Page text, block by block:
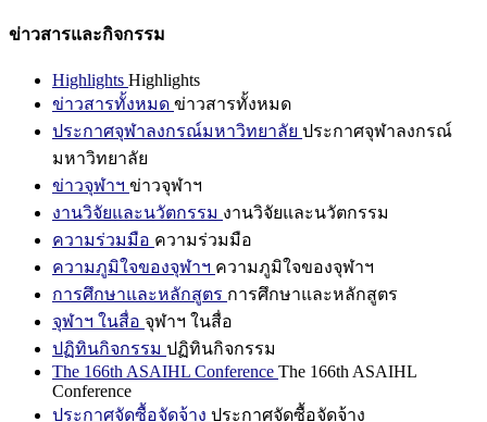
ข่าวสารและกิจกรรม
Highlights Highlights
ข่าวสารทั้งหมด ข่าวสารทั้งหมด
ประกาศจุฬาลงกรณ์มหาวิทยาลัย ประกาศจุฬาลงกรณ์
มหาวิทยาลัย
ข่าวจุฬาฯ ข่าวจุฬาฯ
งานวิจัยและนวัตกรรม งานวิจัยและนวัตกรรม
ความร่วมมือ ความร่วมมือ
ความภูมิใจของจุฬาฯ ความภูมิใจของจุฬาฯ
การศึกษาและหลักสูตร การศึกษาและหลักสูตร
จุฬาฯ ในสื่อ จุฬาฯ ในสื่อ
ปฏิทินกิจกรรม ปฏิทินกิจกรรม
The 166th ASAIHL Conference The 166th ASAIHL
Conference
ประกาศจัดซื้อจัดจ้าง ประกาศจัดซื้อจัดจ้าง